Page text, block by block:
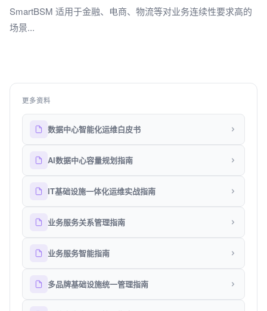
SmartBSM 适用于金融、电商、物流等对业务连续性要求高的
场景...
更多资料
数据中心智能化运维白皮书
AI数据中心容量规划指南
IT基础设施一体化运维实战指南
业务服务关系管理指南
业务服务智能指南
多品牌基础设施统一管理指南